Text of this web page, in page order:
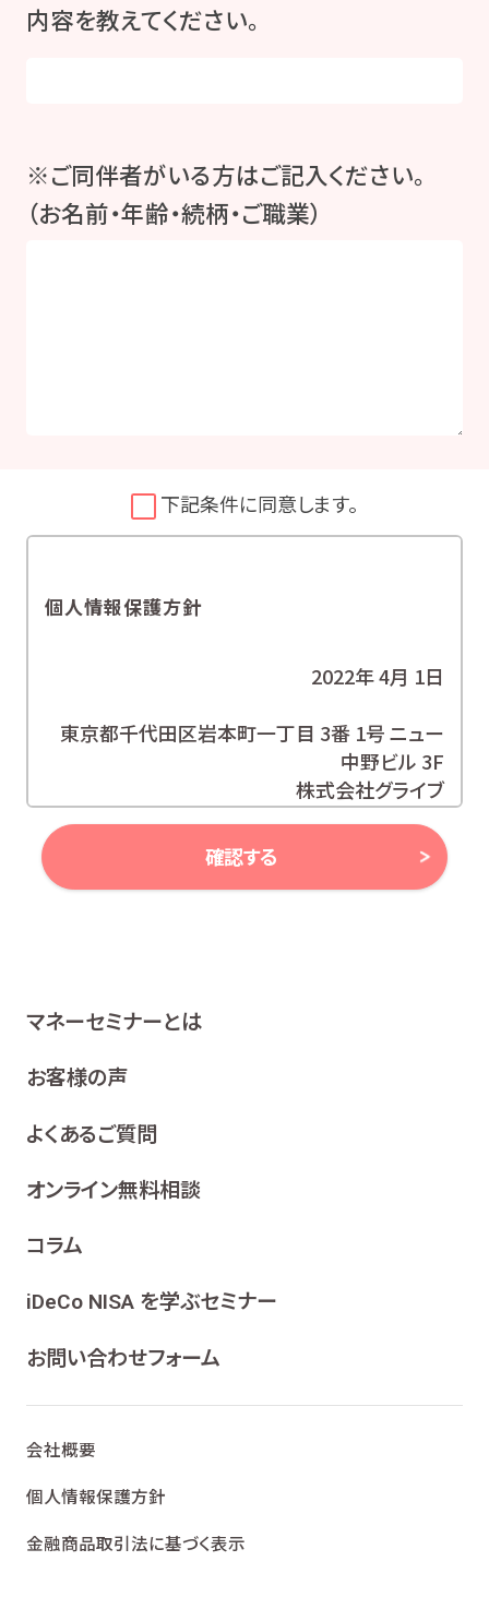
内容を教えてください。
※ご同伴者がいる方はご記入ください。
（お名前・年齢・続柄・ご職業）
下記条件に同意します。
個人情報保護方針
2022年 4月 1日
東京都千代田区岩本町一丁目 3番 1号 ニュー
中野ビル 3F
株式会社グライブ
代表取締役 安田 潔
当社は、お客様の個人情報及び個人番号（以下「個人情報
当社は、個人情報等の保護に関する関係諸法令、ガイドラ
イン及び、所属金融商品取引業者の社内規程並びにこの
個人情報保護方針を遵守いたします。
2 利用目的
当社は、お客様の同意を得た場合及び法令等により例
必要な範囲内でお客様の個人情報を取り扱います。
ンケート、各種情報提供を行うため
グ及びこれらに付帯・関連する商品・サービスの
当社が取り扱う生命保険、損害保険及びこれら
金融商品仲介業における有価証券・金融商品の
提携会社の金融商品の勧誘・販売、サービスの
確認する
マネーセミナーとは
お客様の声
よくあるご質問
オンライン無料相談
コラム
iDeCo NISA を学ぶセミナー
お問い合わせフォーム
会社概要
個人情報保護方針
金融商品取引法に基づく表示